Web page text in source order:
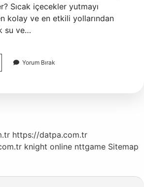
Sıcak içecekler yutmayı
kolay ve en etkili yollarından
su ve…
Yorum Bırak
https://datpa.com.tr
knight online nttgame Sitemap